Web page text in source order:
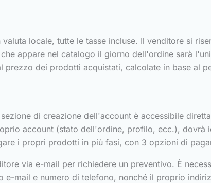
locale, tutte le tasse incluse. Il venditore si
appare nel catalogo il giorno dell'ordine sarà
dei prodotti acquistati, calcolate in base al
di creazione dell'account è accessibile
account (stato dell'ordine, profilo, ecc.), dovrà
i propri prodotti in più fasi, con 3 opzioni di
via e-mail per richiedere un preventivo. È
mail e numero di telefono, nonché il proprio